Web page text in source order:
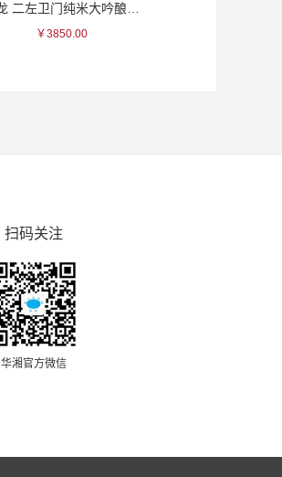
黑龙 二左卫门纯米大吟酿清酒
￥3850.00
扫码关注
华湘官方微信